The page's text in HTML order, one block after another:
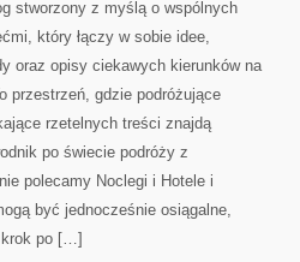
stworzony z myślą o wspólnych
który łączy w sobie idee,
oraz opisy ciekawych kierunków na
przestrzeń, gdzie podróżujące
rzetelnych treści znajdą
po świecie podróży z
polecamy Noclegi i Hotele i
być jednocześnie osiągalne,
krok po […]